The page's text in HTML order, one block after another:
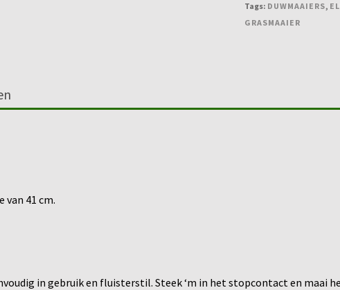
Tags: DUWMAAIERS,
GRASMAAIER
van 41 cm.
in gebruik en fluisterstil. Steek ‘m in het stopcontact en maai